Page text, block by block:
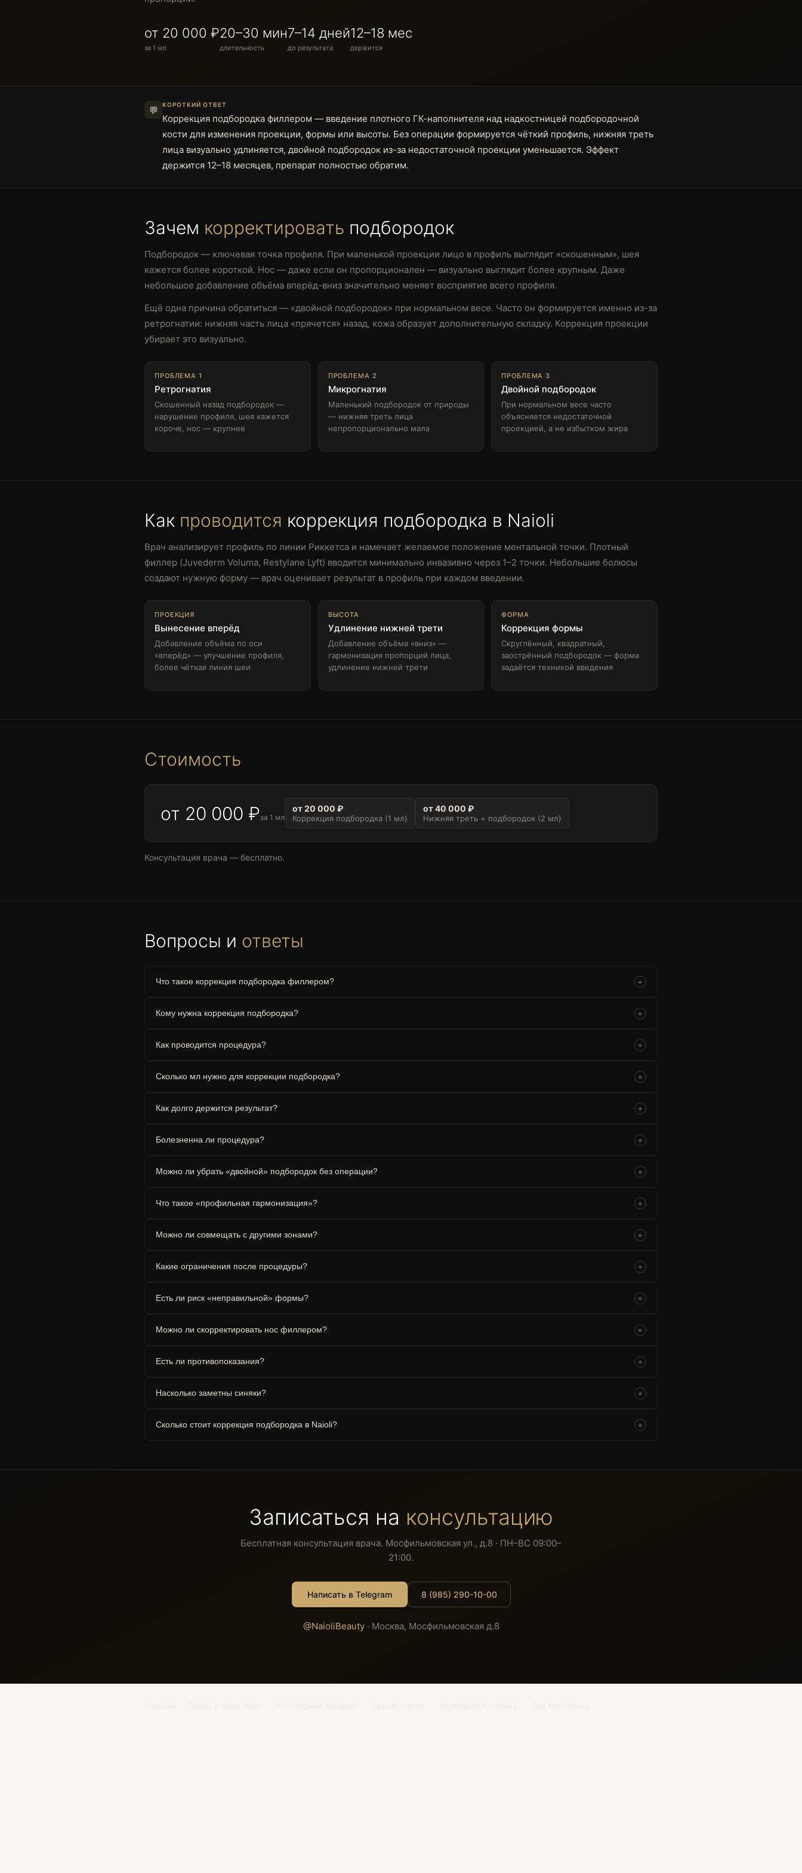
от 20 000 ₽
за 1 мл
20–30 мин
длительность
7–14 дней
до результата
12–18 мес
держится
💬 КОРОТКИЙ ОТВЕТ
Коррекция подбородка филлером — введение плотного ГК-наполнителя над надкостницей подбородочной
кости для изменения проекции, формы или высоты. Без операции формируется чёткий профиль, нижняя треть
лица визуально удлиняется, двойной подбородок из-за недостаточной проекции уменьшается. Эффект
держится 12–18 месяцев, препарат полностью обратим.
Зачем корректировать подбородок
Подбородок — ключевая точка профиля. При маленькой проекции лицо в профиль выглядит «скошенным», шея
кажется более короткой. Нос — даже если он пропорционален — визуально выглядит более крупным. Даже
небольшое добавление объёма вперёд-вниз значительно меняет восприятие всего профиля.
Ещё одна причина обратиться — «двойной подбородок» при нормальном весе. Часто он формируется именно из-за
ретрогнатии: нижняя часть лица «прячется» назад, кожа образует дополнительную складку. Коррекция проекции
убирает это визуально.
ПРОБЛЕМА 1
Ретрогнатия
Скошенный назад подбородок —
нарушение профиля, шея кажется
короче, нос — крупнее
ПРОБЛЕМА 2
Микрогнатия
Маленький подбородок от природы
— нижняя треть лица
непропорционально мала
ПРОБЛЕМА 3
Двойной подбородок
При нормальном весе часто
объясняется недостаточной
проекцией, а не избытком жира
Как проводится коррекция подбородка в Naioli
Врач анализирует профиль по линии Риккетса и намечает желаемое положение ментальной точки. Плотный
филлер (Juvederm Voluma, Restylane Lyft) вводится минимально инвазивно через 1–2 точки. Небольшие болюсы
создают нужную форму — врач оценивает результат в профиль при каждом введении.
ПРОЕКЦИЯ
Вынесение вперёд
Добавление объёма по оси
«вперёд» — улучшение профиля,
более чёткая линия шеи
ВЫСОТА
Удлинение нижней трети
Добавление объёма «вниз» —
гармонизация пропорций лица,
удлинение нижней трети
ФОРМА
Коррекция формы
Скруглённый, квадратный,
заострённый подбородок — форма
задаётся техникой введения
Стоимость
от 20 000 ₽за 1 мл
от 20 000 ₽
Коррекция подбородка (1 мл)
от 40 000 ₽
Нижняя треть + подбородок (2 мл)
Консультация врача — бесплатно.
Вопросы и ответы
Что такое коррекция подбородка филлером? +
Кому нужна коррекция подбородка? +
Как проводится процедура? +
Сколько мл нужно для коррекции подбородка? +
Как долго держится результат? +
Болезненна ли процедура? +
Можно ли убрать «двойной» подбородок без операции? +
Что такое «профильная гармонизация»? +
Можно ли совмещать с другими зонами? +
Какие ограничения после процедуры? +
Есть ли риск «неправильной» формы? +
Можно ли скорректировать нос филлером? +
Есть ли противопоказания? +
Насколько заметны синяки? +
Сколько стоит коррекция подбородка в Naioli? +
Записаться на консультацию
Бесплатная консультация врача. Мосфильмовская ул., д.8 · ПН–ВС 09:00–
21:00.
Написать в Telegram 8 (985) 290-10-00
@NaioliBeauty· Москва, Мосфильмовская д.8